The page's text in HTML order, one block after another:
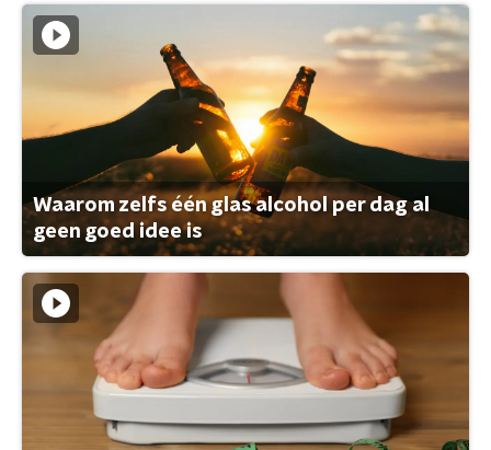
Waarom zelfs één glas alcohol per dag al
geen goed idee is